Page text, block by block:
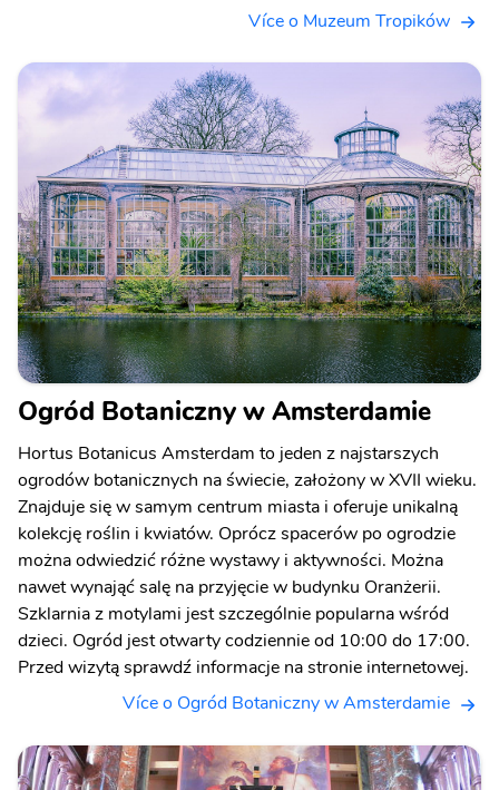
Více o Muzeum Tropików
Ogród Botaniczny w Amsterdamie
Hortus Botanicus Amsterdam to jeden z najstarszych
ogrodów botanicznych na świecie, założony w XVII wieku.
Znajduje się w samym centrum miasta i oferuje unikalną
kolekcję roślin i kwiatów. Oprócz spacerów po ogrodzie
można odwiedzić różne wystawy i aktywności. Można
nawet wynająć salę na przyjęcie w budynku Oranżerii.
Szklarnia z motylami jest szczególnie popularna wśród
dzieci. Ogród jest otwarty codziennie od 10:00 do 17:00.
Przed wizytą sprawdź informacje na stronie internetowej.
Více o Ogród Botaniczny w Amsterdamie